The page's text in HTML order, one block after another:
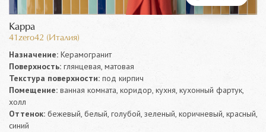
Kappa
41zero42 (Италия)
Назначение: Керамогранит
Поверхность: глянцевая, матовая
Текстура поверхности: под кирпич
Помещение: ванная комната, коридор, кухня, кухонный фартук,
холл
Оттенок: бежевый, белый, голубой, зеленый, коричневый, красный,
синий